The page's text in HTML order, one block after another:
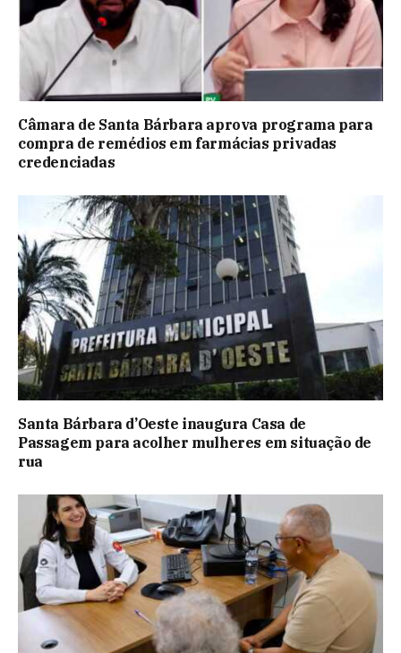
Câmara de Santa Bárbara aprova programa para
compra de remédios em farmácias privadas
credenciadas
Santa Bárbara d’Oeste inaugura Casa de
Passagem para acolher mulheres em situação de
rua